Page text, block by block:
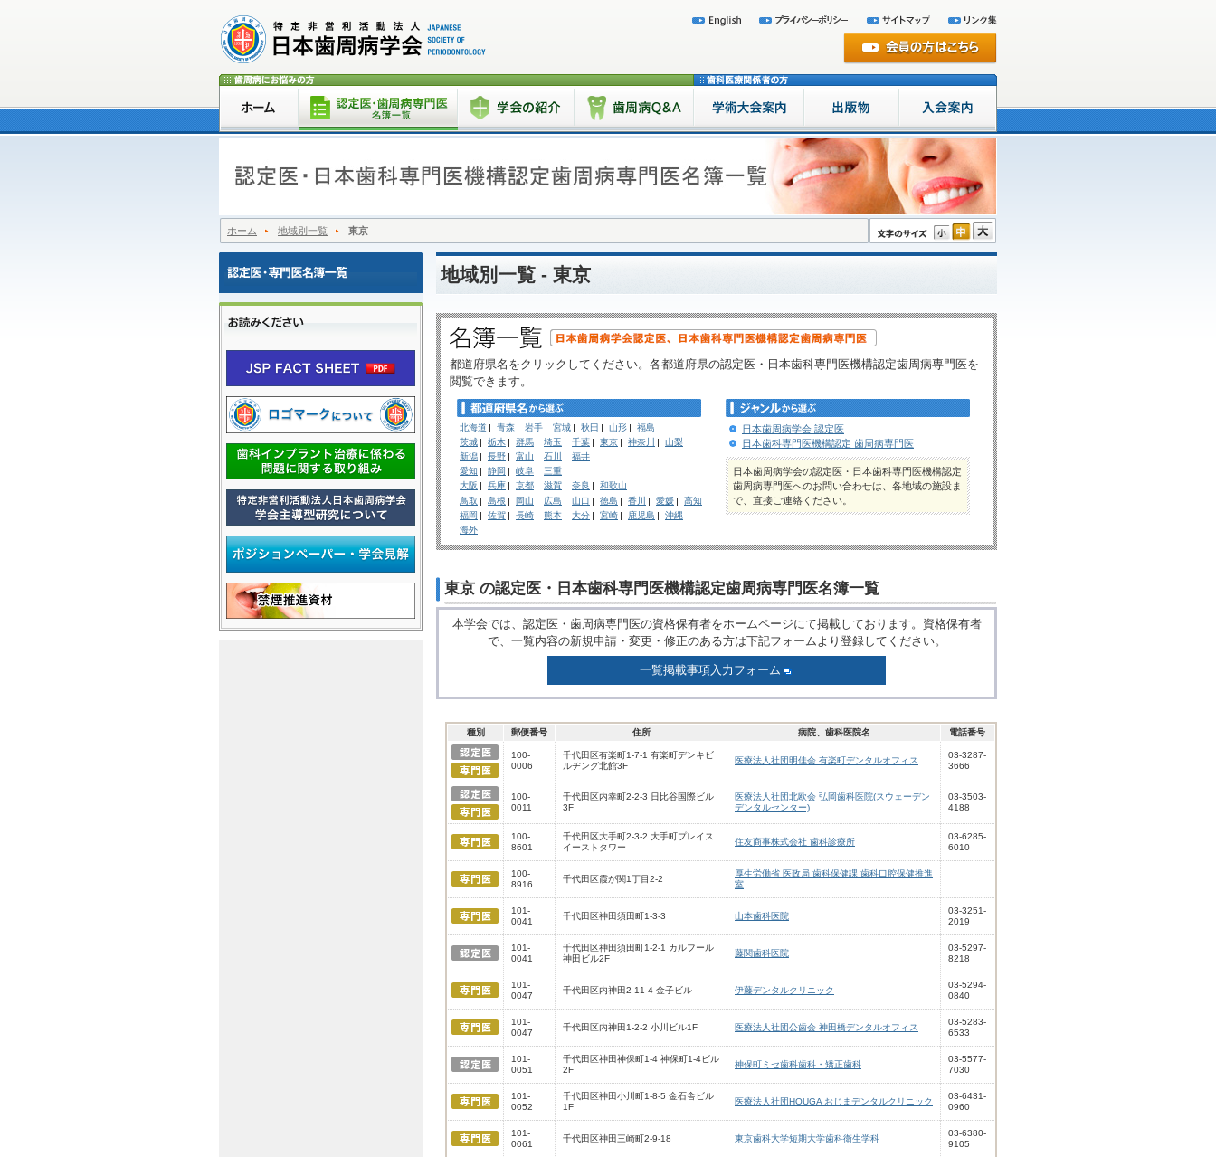
ホーム 地域別一覧 東京
地域別一覧 - 東京
都道府県名をクリックしてください。各都道府県の認定医・日本歯科専門医機構認定歯周病専門医を
閲覧できます。
北海道 青森 岩手 宮城 秋田 山形
福島
茨城
栃木 群馬 埼玉 千葉 東京 神奈川
山梨
新潟
長野 富山 石川
福井
愛知
静岡 岐阜
三重
大阪
兵庫 京都 滋賀 奈良
和歌山
鳥取
島根 岡山 広島 山口 徳島 香川 愛媛
高知
福岡
佐賀 長崎 熊本 大分 宮崎 鹿児島
沖縄
海外
日本歯周病学会 認定医
日本歯科専門医機構認定 歯周病専門医
日本歯周病学会の認定医・日本歯科専門医機構認定
歯周病専門医へのお問い合わせは、各地域の施設ま
で、直接ご連絡ください。
東京 の認定医・日本歯科専門医機構認定歯周病専門医名簿一覧
本学会では、認定医・歯周病専門医の資格保有者をホームページにて掲載しております。資格保有者
で、一覧内容の新規申請・変更・修正のある方は下記フォームより登録してください。
一覧掲載事項入力フォーム
種別 郵便番号 住所 病院、歯科医院名 電話番号
100-
0006
千代田区有楽町1-7-1 有楽町デンキビ
ルヂング北館3F
医療法人社団明佳会 有楽町デンタルオフィス
03-3287-
3666
100-
0011
千代田区内幸町2-2-3 日比谷国際ビル
3F
医療法人社団北欧会 弘岡歯科医院(スウェーデン
デンタルセンター)
03-3503-
4188
100-
8601
千代田区大手町2-3-2 大手町プレイス
イーストタワー
住友商事株式会社 歯科診療所
03-6285-
6010
100-
8916
千代田区霞が関1丁目2-2
厚生労働省 医政局 歯科保健課 歯科口腔保健推進
室
101-
0041
千代田区神田須田町1-3-3 山本歯科医院
03-3251-
2019
101-
0041
千代田区神田須田町1-2-1 カルフール
神田ビル2F
藤関歯科医院
03-5297-
8218
101-
0047
千代田区内神田2-11-4 金子ビル 伊藤デンタルクリニック
03-5294-
0840
101-
0047
千代田区内神田1-2-2 小川ビル1F 医療法人社団公歯会 神田橋デンタルオフィス
03-5283-
6533
101-
0051
千代田区神田神保町1-4 神保町1-4ビル
2F
神保町ミセ歯科歯科・矯正歯科
03-5577-
7030
101-
0052
千代田区神田小川町1-8-5 金石舎ビル
1F
医療法人社団HOUGA おじまデンタルクリニック
03-6431-
0960
101-
0061
千代田区神田三崎町2-9-18 東京歯科大学短期大学歯科衛生学科
03-6380-
9105